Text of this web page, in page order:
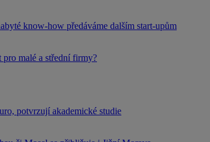
know-how předáváme dalším start-upům
malé a střední firmy?
potvrzují akademické studie